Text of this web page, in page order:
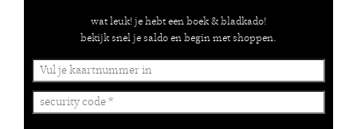
wat leuk! je hebt een boek & bladkado!
bekijk snel je saldo en begin met shoppen.